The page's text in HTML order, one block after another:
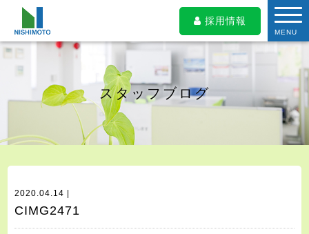
採用情報
MENU
スタッフブログ
2020.04.14 |
CIMG2471